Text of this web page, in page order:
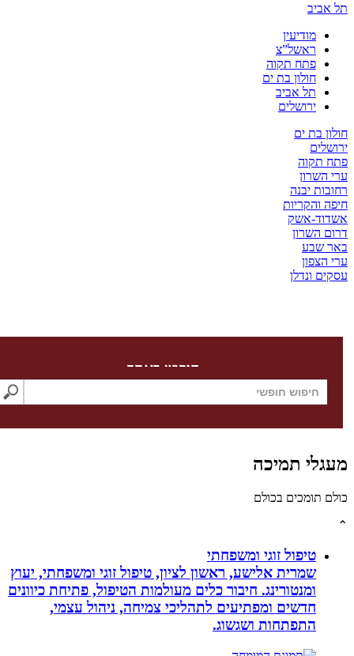
מודיעין
ראשל”צ
פתח תקוה
חולון בת ים
תל אביב
ירושלים
בת ים
יבנה
אשק
ונדלן
חיפוש באתר
תמיכה
בכולם
טיפול זוגי ומשפחתי
שמרית אלישע, ראשון לציון, טיפול זוגי ומשפחתי, יעוץ
ומנטורינג. חיבור כלים מעולמות הטיפול, פתיחת כיוונים
חדשים ומפתיעים לתהליכי צמיחה, ניהול עצמי,
התפתחות ושגשוג.